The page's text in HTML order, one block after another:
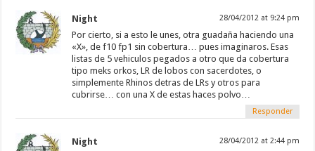
Night 28/04/2012 at 9:24 pm
Por cierto, si a esto le unes, otra guadaña haciendo una
«X», de f10 fp1 sin cobertura… pues imaginaros. Esas
listas de 5 vehiculos pegados a otro que da cobertura
tipo meks orkos, LR de lobos con sacerdotes, o
simplemente Rhinos detras de LRs y otros para
cubrirse… con una X de estas haces polvo…
Responder
Night 28/04/2012 at 2:44 pm